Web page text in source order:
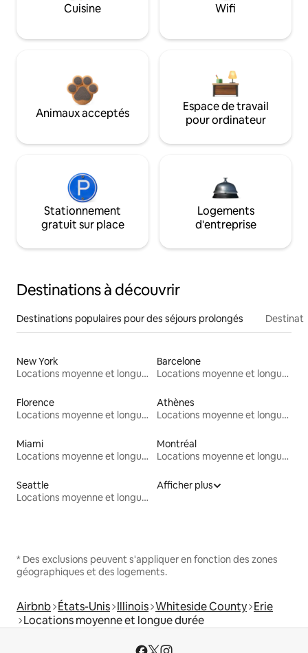
Cuisine Wifi
Animaux acceptés
Espace de travail
pour ordinateur
Stationnement
gratuit sur place
Logements
d'entreprise
Destinations à découvrir
Destinations populaires pour des séjours prolongés
New York
Locations moyenne et longue durée
Barcelone
Locations moyenne et longue durée
Florence
Locations moyenne et longue durée
Athènes
Locations moyenne et longue durée
Miami
Locations moyenne et longue durée
Montréal
Locations moyenne et longue durée
Seattle
Locations moyenne et longue durée
Afficher plus
* Des exclusions peuvent s'appliquer en fonction des zones
géographiques et des logements.
Airbnb États-Unis Illinois Whiteside County Erie
Locations moyenne et longue durée